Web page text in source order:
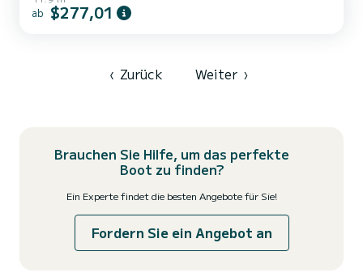
der Kreuzfahrt bis zu 8 Passagiere unterbringen und die 3 Kabinen
ab $277,01
‹ Zurück Weiter ›
Brauchen Sie Hilfe, um das perfekte
Boot zu finden?
Ein Experte findet die besten Angebote für Sie!
Fordern Sie ein Angebot an